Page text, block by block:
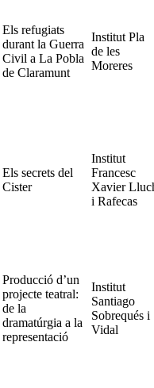
Els refugiats
durant la Guerra
Civil a La Pobla
de Claramunt
Institut Pla
de les
Moreres
Els secrets del
Cister
Institut
Francesc
Xavier
i Rafecas
Producció d’un
projecte teatral:
de la
dramatúrgia a la
representació
Institut
Santiago
Sobrequés i
Vidal